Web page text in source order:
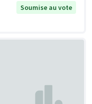
Soumise au vote